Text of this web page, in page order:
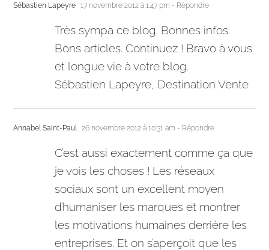
Sébastien Lapeyre 17 novembre 2012 à 1:47 pm - Répondre
Très sympa ce blog. Bonnes infos.
Bons articles. Continuez ! Bravo à vous
et longue vie à votre blog.
Sébastien Lapeyre, Destination Vente
Annabel Saint-Paul 26 novembre 2012 à 10:31 am - Répondre
C’est aussi exactement comme ça que
je vois les choses ! Les réseaux
sociaux sont un excellent moyen
d’humaniser les marques et montrer
les motivations humaines derrière les
entreprises. Et on s’aperçoit que les